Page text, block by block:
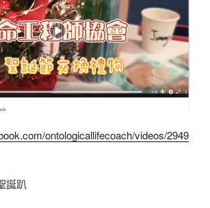
ontologicallifecoach/videos/2949
誕趴